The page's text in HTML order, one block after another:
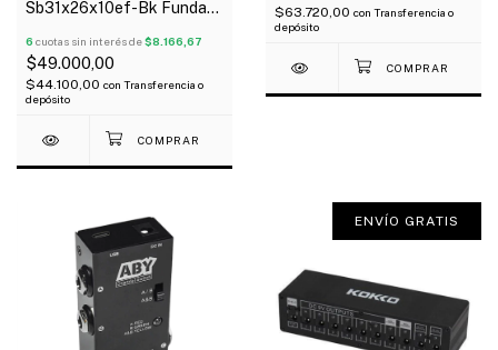
Sb31x26x10ef-Bk Funda
Multiefectos Acolchada
10Mm
6 cuotas sin interés de$8.166,67
$49.000,00
$44.100,00 con Transferencia o
depósito
$63.720,00 con Transferencia o
depósito
ENVÍO GRATIS